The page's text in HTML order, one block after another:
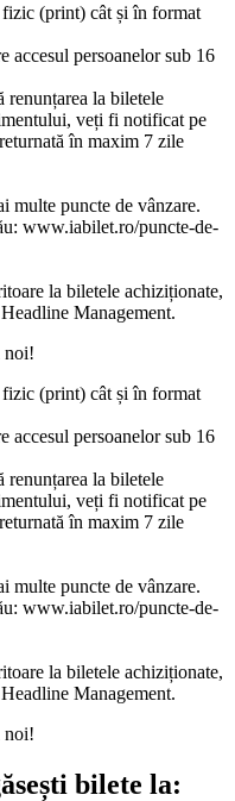
(print) cât și în format
accesul persoanelor sub 16
renunțarea la biletele
veți fi notificat pe
în maxim 7 zile
multe puncte de vânzare.
www.iabilet.ro/puncte-de-
la biletele achiziționate,
Management.
noi!
(print) cât și în format
accesul persoanelor sub 16
renunțarea la biletele
veți fi notificat pe
în maxim 7 zile
multe puncte de vânzare.
www.iabilet.ro/puncte-de-
la biletele achiziționate,
Management.
noi!
bilete la: